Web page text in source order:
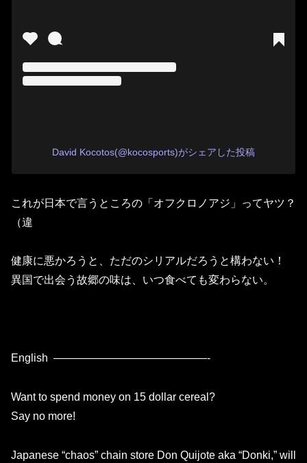
David Kocotos(@kocosports)がシェアした投稿
これが日本で言うところの「オフクロノアジ」ってヤツ？
（違
健康に悪かろうと、ただのシリアルだろうと構わない！
異国で出会う故郷の味は、いつ食べても変わらない。
English ——————————————-
Want to spend money on 15 dollar cereal?
Say no more!
Japanese “chaos” chain store Don Quijote aka “Donki,” will